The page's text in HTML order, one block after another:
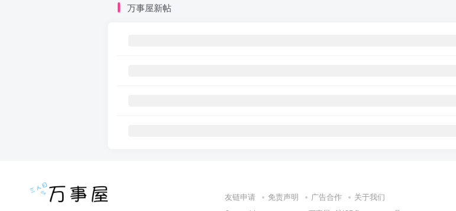
万事屋新帖
友链申请 免责声明 广告合作 关于我们